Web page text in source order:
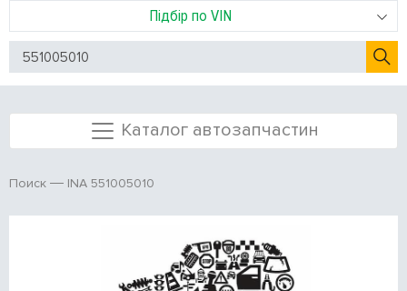
Підбір по VIN
Каталог автозапчастин
Поиск INA 551005010